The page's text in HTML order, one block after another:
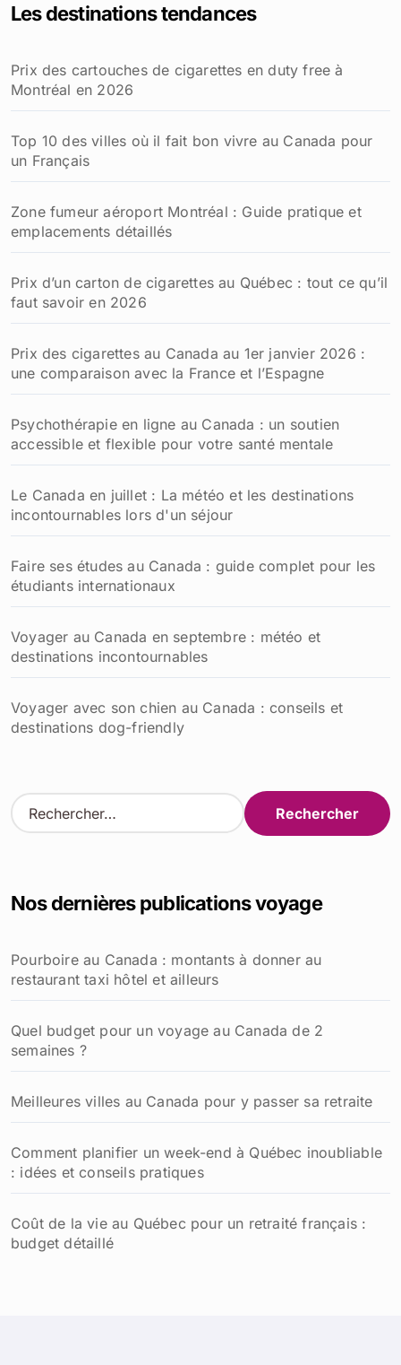
Les destinations tendances
Prix des cartouches de cigarettes en duty free à
Montréal en 2026
Top 10 des villes où il fait bon vivre au Canada pour
un Français
Zone fumeur aéroport Montréal : Guide pratique et
emplacements détaillés
Prix d’un carton de cigarettes au Québec : tout ce qu’il
faut savoir en 2026
Prix des cigarettes au Canada au 1er janvier 2026 :
une comparaison avec la France et l’Espagne
Psychothérapie en ligne au Canada : un soutien
accessible et flexible pour votre santé mentale
Le Canada en juillet : La météo et les destinations
incontournables lors d'un séjour
Faire ses études au Canada : guide complet pour les
étudiants internationaux
Voyager au Canada en septembre : météo et
destinations incontournables
Voyager avec son chien au Canada : conseils et
destinations dog-friendly
R
e
r
e
r
Nos dernières publications voyage
Pourboire au Canada : montants à donner au
restaurant taxi hôtel et ailleurs
Quel budget pour un voyage au Canada de 2
semaines ?
Meilleures villes au Canada pour y passer sa retraite
Comment planifier un week-end à Québec inoubliable
: idées et conseils pratiques
Coût de la vie au Québec pour un retraité français :
budget détaillé